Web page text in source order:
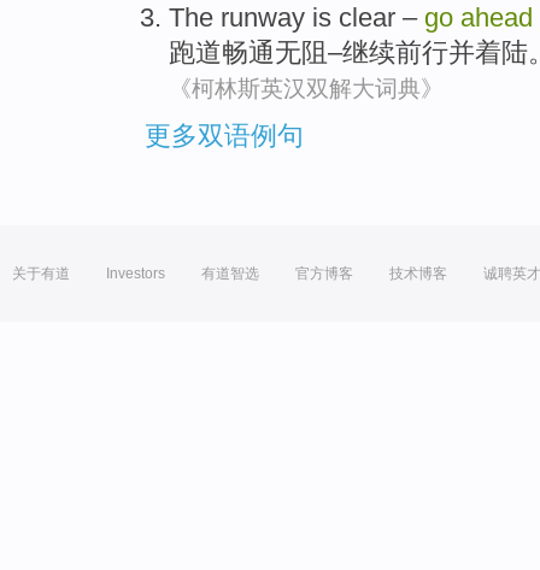
The runway is clear – go ahead
跑道畅通无阻 –继续前行并着陆
《柯林斯英汉双解大词典》
更多双语例句
关于有道 Investors 有道智选 官方博客 技术博客 诚聘英才